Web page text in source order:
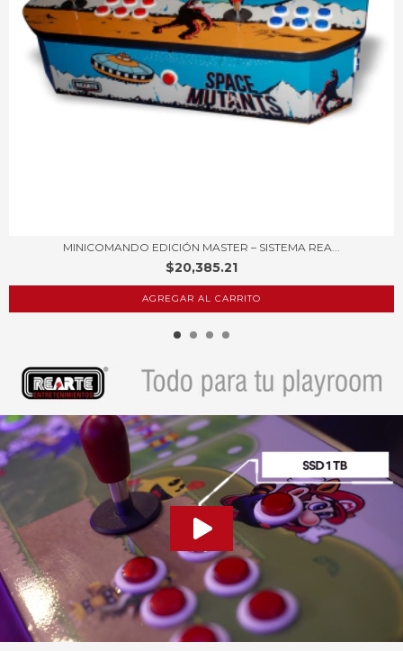
MINICOMANDO EDICIÓN MASTER – SISTEMA REA...
$20,385.21
AGREGAR AL CARRITO